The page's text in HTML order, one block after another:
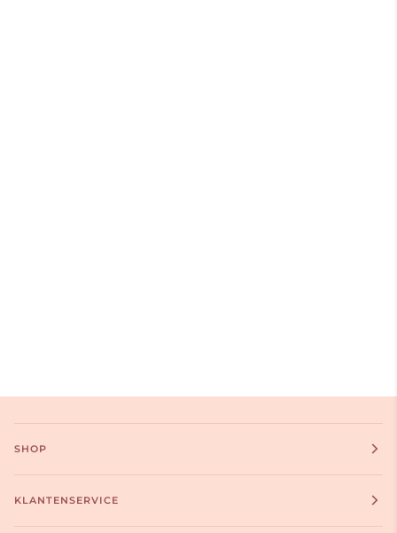
SHOP
KLANTENSERVICE